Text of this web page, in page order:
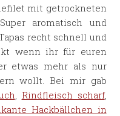
mit getrockneten
aromatisch und
recht schnell und
wenn ihr für euren
etwas mehr als nur
wollt. Bei mir gab
, Rindfleisch scharf,
Hackbällchen in